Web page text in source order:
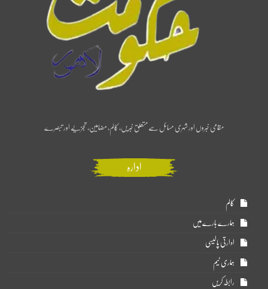
مقامی خبروں اور شہری مسائل سے متعلق خبریں، کالم، مضامین، تجزیے اور تبصرے
ادارہ
کالم
ہمارے بارے میں
ادارتی پالیسی
ہماری ٹیم
رابطہ کریں